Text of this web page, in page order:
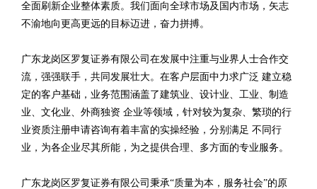
全面刷新企业整体素质。我们面向全球市场及国内市场，矢志
不渝地向更高更远的目标迈进，奋力拼搏。
广东龙岗区罗复证券有限公司在发展中注重与业界人士合作交
流，强强联手，共同发展壮大。在客户层面中力求广泛 建立稳
定的客户基础，业务范围涵盖了建筑业、设计业、工业、制造
业、文化业、外商独资 企业等领域，针对较为复杂、繁琐的行
业资质注册申请咨询有着丰富的实操经验，分别满足 不同行
业，为各企业尽其所能，为之提供合理、多方面的专业服务。
广东龙岗区罗复证券有限公司秉承“质量为本，服务社会”的原